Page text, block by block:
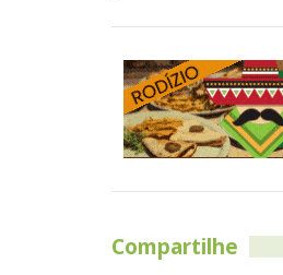
Compartilhe